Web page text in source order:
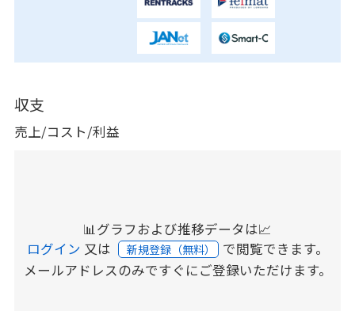
収支
売上/コスト/利益
📊グラフおよび推移データは📈
ログイン 又は 新規登録（無料） で閲覧できます。
メールアドレスのみですぐにご登録いただけます。